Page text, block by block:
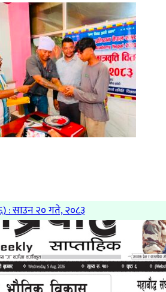
: साउन २० गते, २०८३